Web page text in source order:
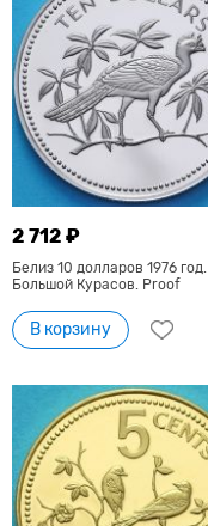
2 712 ₽
Белиз 10 долларов 1976 год.
Большой Курасов. Proof
В корзину